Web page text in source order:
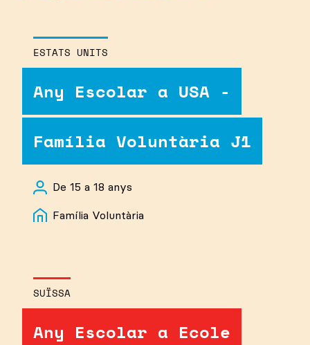
ESTATS UNITS
Any Escolar a USA -
Família Voluntària J1
De 15 a 18 anys
Família Voluntària
SUÏSSA
Any Escolar a Ecole